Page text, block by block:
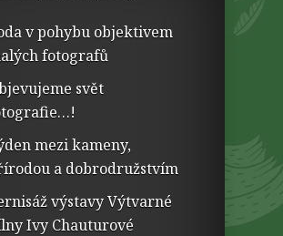
v pohybu objektivem
fotografů
svět
mezi kameny,
a dobrodružstvím
výstavy Výtvarné
Ivy Chauturové